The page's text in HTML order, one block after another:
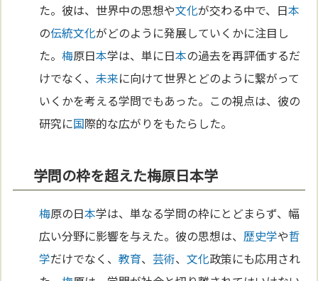
た。彼は、世界中の思想や文化が交わる中で、日本
の伝統文化がどのように発展していくかに注目し
た。梅原日本学は、単に日本の過去を再評価するだ
けでなく、未来に向けて世界とどのように繋がって
いくかを考える学問でもあった。この視点は、彼の
研究に国際的な広がりをもたらした。
学問の枠を超えた梅原日本学
梅原の日本学は、単なる学問の枠にとどまらず、幅
広い分野に影響を与えた。彼の思想は、 歴史学や哲
学だけでなく、教育、芸術、文化政策にも応用され